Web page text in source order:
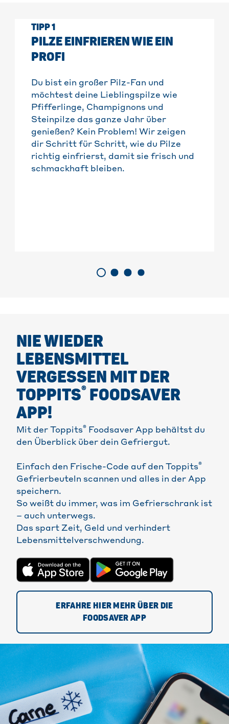
TIPP 1
PILZE EINFRIEREN WIE EIN
PROFI
Du bist ein großer Pilz-Fan und
möchtest deine Lieblingspilze wie
Pfifferlinge, Champignons und
Steinpilze das ganze Jahr über
genießen? Kein Problem! Wir zeigen
dir Schritt für Schritt, wie du Pilze
richtig einfrierst, damit sie frisch und
schmackhaft bleiben.
NIE WIEDER
LEBENSMITTEL
VERGESSEN MIT DER
TOPPITS® FOODSAVER
APP!
Mit der Toppits® Foodsaver App behältst du
den Überblick über dein Gefriergut.
Einfach den Frische-Code auf den Toppits®
Gefrierbeuteln scannen und alles in der App
speichern.
So weißt du immer, was im Gefrierschrank ist
– auch unterwegs.
Das spart Zeit, Geld und verhindert
Lebensmittelverschwendung.
ERFAHRE HIER MEHR ÜBER DIE
FOODSAVER APP